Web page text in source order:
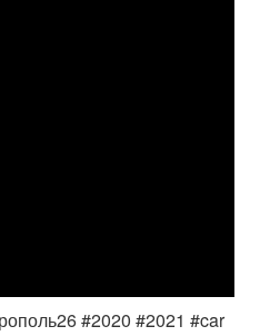
#2020 #2021 #car